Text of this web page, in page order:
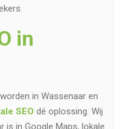
in
in Wassenaar en
SEO dé oplossing. Wij
is in Google Maps, lokale